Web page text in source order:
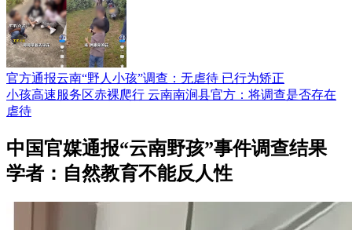
官方通报云南“野人小孩”调查：无虐待 已行为矫正
小孩高速服务区赤裸爬行 云南南涧县官方：将调查是否存在
虐待
中国官媒通报“云南野孩”事件调查结果
学者：自然教育不能反人性